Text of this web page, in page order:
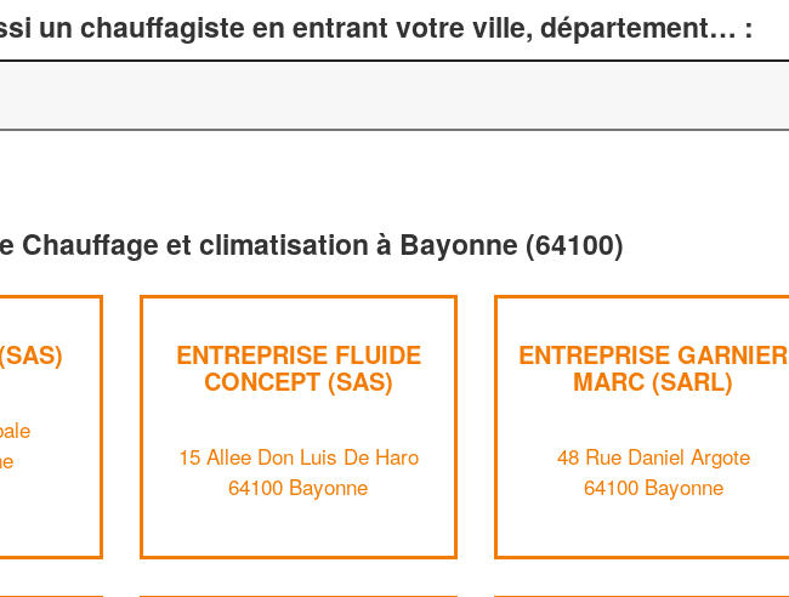
un chauffagiste en entrant votre ville, département… :
Chauffage et climatisation à Bayonne (64100)
ENTREPRISE FLUIDE
CONCEPT (SAS)
15 Allee Don Luis De Haro
64100 Bayonne
ENTREPRISE GARNIER
MARC (SARL)
48 Rue Daniel Argote
64100 Bayonne